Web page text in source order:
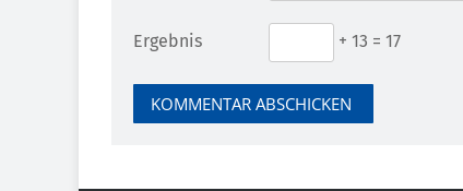
Ergebnis + 13 = 17